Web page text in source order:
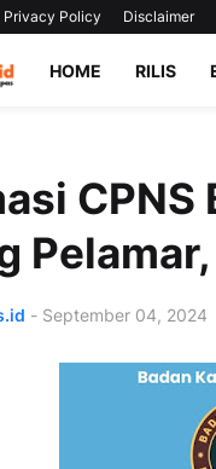
Privacy Policy Disclaimer
HOME RILIS
- September 04, 2024